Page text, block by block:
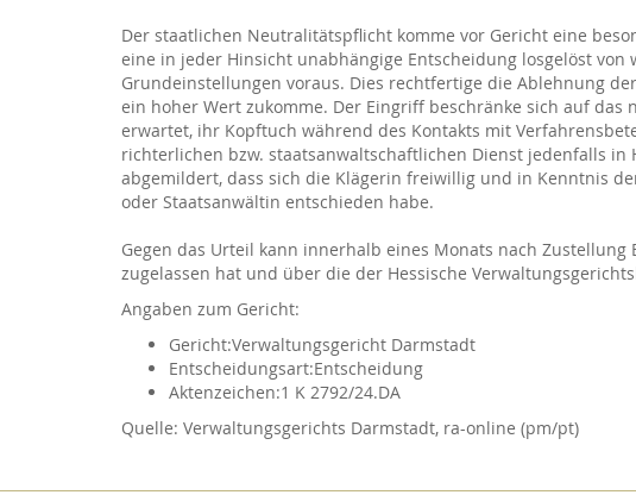
Der staatlichen Neutralitätspflicht komme vor Gericht eine
eine in jeder Hinsicht unabhängige Entscheidung losgelöst
Grundeinstellungen voraus. Dies rechtfertige die Ablehnung
ein hoher Wert zukomme. Der Eingriff beschränke sich auf
erwartet, ihr Kopftuch während des Kontakts mit
richterlichen bzw. staatsanwaltschaftlichen Dienst jedenfalls
abgemildert, dass sich die Klägerin freiwillig und in Kenntnis
oder Staatsanwältin entschieden habe.
Gegen das Urteil kann innerhalb eines Monats nach
zugelassen hat und über die der Hessische
Angaben zum Gericht:
Gericht:Verwaltungsgericht Darmstadt
Entscheidungsart:Entscheidung
Aktenzeichen:1 K 2792/24.DA
Verwaltungsgerichts Darmstadt, ra-online (pm/pt)